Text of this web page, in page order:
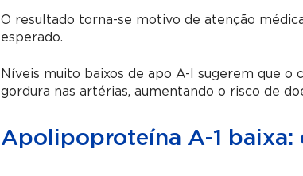
O resultado torna-se motivo de atenção
esperado.
Níveis muito baixos de apo A-I sugerem que
gordura nas artérias, aumentando o risco de
Apolipoproteína A-1 baixa: